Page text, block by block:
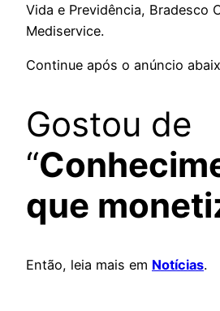
Vida e Previdência, Bradesco
Mediservice.
Continue após o anúncio
Gostou de
“
que
Então, leia mais em Notícias.